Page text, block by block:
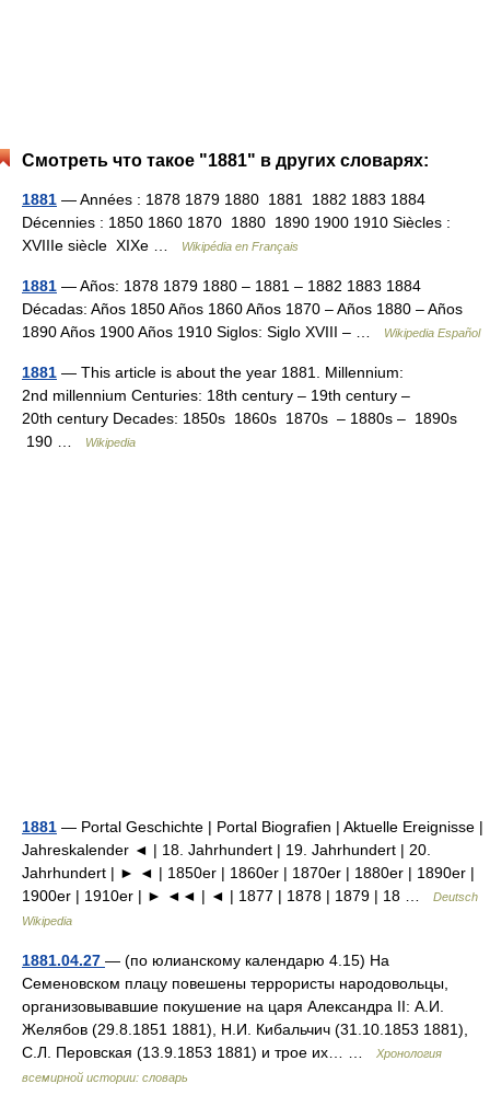
Смотреть что такое "1881" в других словарях:
1881 — Années : 1878 1879 1880 1881 1882 1883 1884
Décennies : 1850 1860 1870 1880 1890 1900 1910 Siècles :
XVIIIe siècle XIXe …
Wikipédia en Français
1881 — Años: 1878 1879 1880 – 1881 – 1882 1883 1884
Décadas: Años 1850 Años 1860 Años 1870 – Años 1880 – Años
1890 Años 1900 Años 1910 Siglos: Siglo XVIII – …
Wikipedia Español
1881 — This article is about the year 1881. Millennium:
2nd millennium Centuries: 18th century – 19th century –
20th century Decades: 1850s 1860s 1870s – 1880s – 1890s
190 …
Wikipedia
1881 — Portal Geschichte | Portal Biografien | Aktuelle Ereignisse |
Jahreskalender ◄ | 18. Jahrhundert | 19. Jahrhundert | 20.
Jahrhundert | ► ◄ | 1850er | 1860er | 1870er | 1880er | 1890er |
1900er | 1910er | ► ◄◄ | ◄ | 1877 | 1878 | 1879 | 18 …
Deutsch
Wikipedia
1881.04.27 — (по юлианскому календарю 4.15) На
Семеновском плацу повешены террористы народовольцы,
организовывавшие покушение на царя Александра II: А.И.
Желябов (29.8.1851 1881), Н.И. Кибальчич (31.10.1853 1881),
С.Л. Перовская (13.9.1853 1881) и трое их… …
Хронология
всемирной истории: словарь